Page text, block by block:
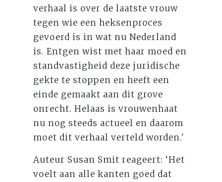
verhaal is over de laatste vrouw
tegen wie een heksenproces
gevoerd is in wat nu Nederland
is. Entgen wist met haar moed en
standvastigheid deze juridische
gekte te stoppen en heeft een
einde gemaakt aan dit grove
onrecht. Helaas is vrouwenhaat
nu nog steeds actueel en daarom
moet dit verhaal verteld worden.'
Auteur Susan Smit reageert: ‘Het
voelt aan alle kanten goed dat